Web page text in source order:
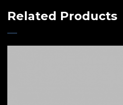
Related Products